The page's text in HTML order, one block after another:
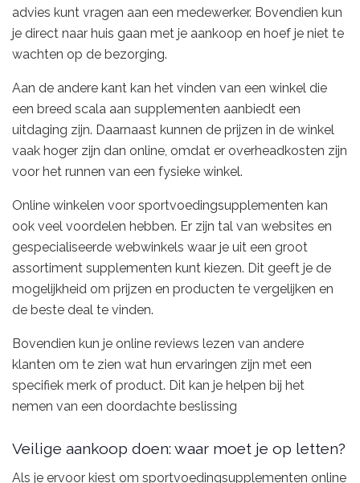
advies kunt vragen aan een medewerker. Bovendien kun
je direct naar huis gaan met je aankoop en hoef je niet te
wachten op de bezorging.
Aan de andere kant kan het vinden van een winkel die
een breed scala aan supplementen aanbiedt een
uitdaging zijn. Daarnaast kunnen de prijzen in de winkel
vaak hoger zijn dan online, omdat er overheadkosten zijn
voor het runnen van een fysieke winkel.
Online winkelen voor sportvoedingsupplementen kan
ook veel voordelen hebben. Er zijn tal van websites en
gespecialiseerde webwinkels waar je uit een groot
assortiment supplementen kunt kiezen. Dit geeft je de
mogelijkheid om prijzen en producten te vergelijken en
de beste deal te vinden.
Bovendien kun je online reviews lezen van andere
klanten om te zien wat hun ervaringen zijn met een
specifiek merk of product. Dit kan je helpen bij het
nemen van een doordachte beslissing
Veilige aankoop doen: waar moet je op letten?
Als je ervoor kiest om sportvoedingsupplementen online